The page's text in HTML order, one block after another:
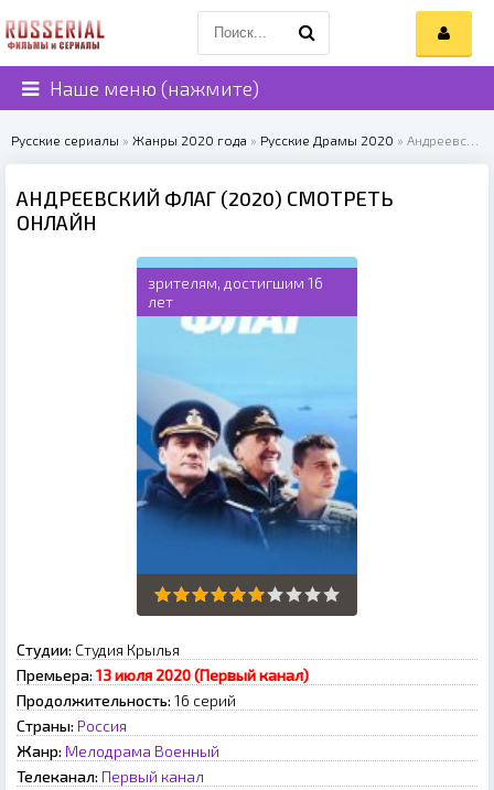
Наше меню (нажмите)
Русские сериалы » Жанры 2020 года » Русские Драмы 2020 » Андреевский флаг (2020)
АНДРЕЕВСКИЙ ФЛАГ (2020) СМОТРЕТЬ
ОНЛАЙН
зрителям, достигшим 16
лет
Студии: Студия Крылья
Премьера: 13 июля 2020 (Первый канал)
Продолжительность: 16 серий
Страны: Россия
Жанр: Мелодрама Военный
Телеканал: Первый канал